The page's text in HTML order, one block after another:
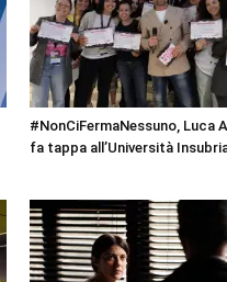
#NonCiFermaNessuno, Luca
fa tappa all’Università